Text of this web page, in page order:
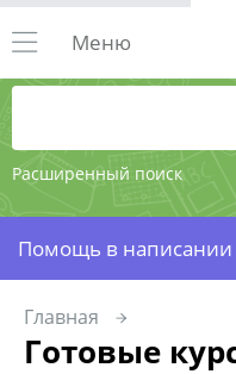
Расширенный поиск
Меню
Помощь в написании
Главная
Готовые